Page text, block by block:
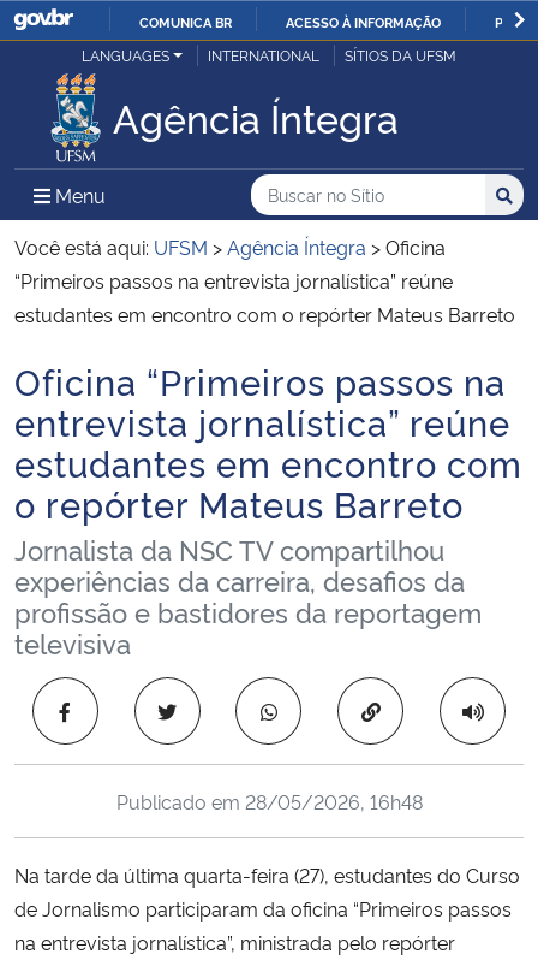
IR
COMUNICA BR ACESSO À INFORMAÇÃO
Ministério da Justiça e Segurança Pública
Ministério da Defesa
Ministério das Relações Exteriores
Ministério da Economia
Ministério da Infraestrutura
Ministério da Agricultura, Pecuária e Abastecimento
Ministério da Educação
Ministério da Cidadania
Ministério da Saúde
Ministério de Minas e Energia
Ministério da Ciência, Tecnologia, Inovações e Comunicações
Ministério do Meio Ambiente
Ministério do Turismo
Ministério do Desenvolvimento Regional
LANGUAGES INTERNATIONAL SÍTIOS DA UFSM
Agência Íntegra
Menu Menu Principal do Sítio
Busca
Buscar no no Sítio
Busca:
Você está aqui: UFSM >Agência Íntegra >Oficina
“Primeiros passos na entrevista jornalística” reúne
estudantes em encontro com o repórter Mateus Barreto
Início do conteúdo
Oficina “Primeiros passos na
entrevista jornalística” reúne
estudantes em encontro com
o repórter Mateus Barreto
Jornalista da NSC TV compartilhou
experiências da carreira, desafios da
profissão e bastidores da reportagem
televisiva
Copiar para área
Publicado em 28/05/2026, 16h48
Na tarde da última quarta-feira (27), estudantes do Curso
de Jornalismo participaram da oficina “Primeiros passos
na entrevista jornalística”, ministrada pelo repórter